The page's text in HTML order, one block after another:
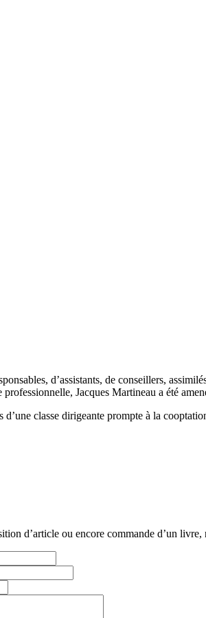
d’assistants, de conseillers,
Jacques Martineau a été
classe dirigeante prompte à la
d’article ou encore commande d’un